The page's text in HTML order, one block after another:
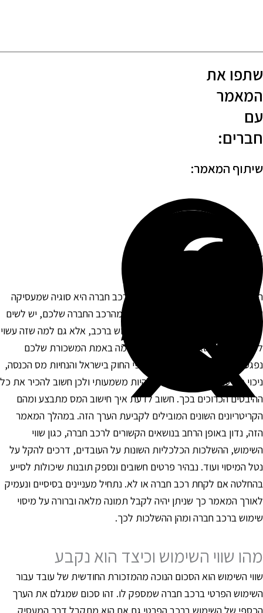
את
המאמר:
ערך למשכורת עבור שימוש ברכב חברה היא סוגיה שמעסיקה
רבים בארץ. כשאתם מקבלים מהרכב החברה שלכם, יש לשים
לא רק לתנאים המפתים של השימוש ברכב, אלא גם למה שזה עשוי
לכם. השאלה המרכזית היא כמה באמת המשכורת שלכם
כתוצאה משימוש זה? על פי החוק בישראל והנחיות מס הכנסה,
מס עבור רכב חברה יכול להיות משמעותי ולכן חשוב להכיר את כל
הכרוכים בכך. חשוב לדעת איך חישוב המס מתבצע ומהם
השונים המובילים לקביעת הערך הזה. במהלך המאמר
נדון באופן הרחב בנושאים הקשורים לרכב חברה, כגון שווי
ההשלכות הכלכליות השונות על העובדים, דרכים להקל על
המיסוי ועוד. נבהיר פרטים חשובים ונספק תובנות שיכולות לסייע
אם לקחת רכב חברה או לא. נתחיל מעניינים בסיסיים ונעמיק
המאמר כך שניתן יהיה לקבל תמונה מלאה וברורה על מיסוי
ברכב חברה ומהן ההשלכות לכך.
שווי השימוש וכיצד הוא נקבע
השימוש הוא הסכום הנוכה מהמזכורת החודשית של עובד עבור
הפרטי ברכב חברה שמספק לו. זהו סכום שמגלם את הערך
של השימוש ברכב הפרטי גם אם הוא מתקבל דרך המעסיק.